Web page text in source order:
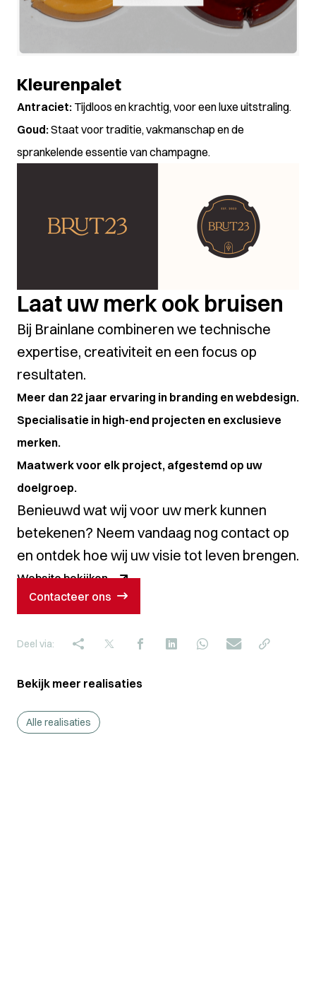
Deel via:
Bekijk meer realisaties
Alle realisaties
Kleurenpalet
Antraciet: Tijdloos en krachtig, voor een luxe uitstraling.
Goud:Staat voor traditie, vakmanschap en de
sprankelende essentie van champagne.
Laat uw merk ook bruisen
Bij Brainlane combineren we technische
expertise, creativiteit en een focus op
resultaten.
Meer dan 22 jaar ervaring in branding en webdesign.
Specialisatie in high-end projecten en exclusieve
merken.
Maatwerk voor elk project, afgestemd op uw
doelgroep.
Benieuwd wat wij voor uw merk kunnen
betekenen? Neem vandaag nog contact op
en ontdek hoe wij uw visie tot leven brengen.
Website bekijken
Contacteer ons